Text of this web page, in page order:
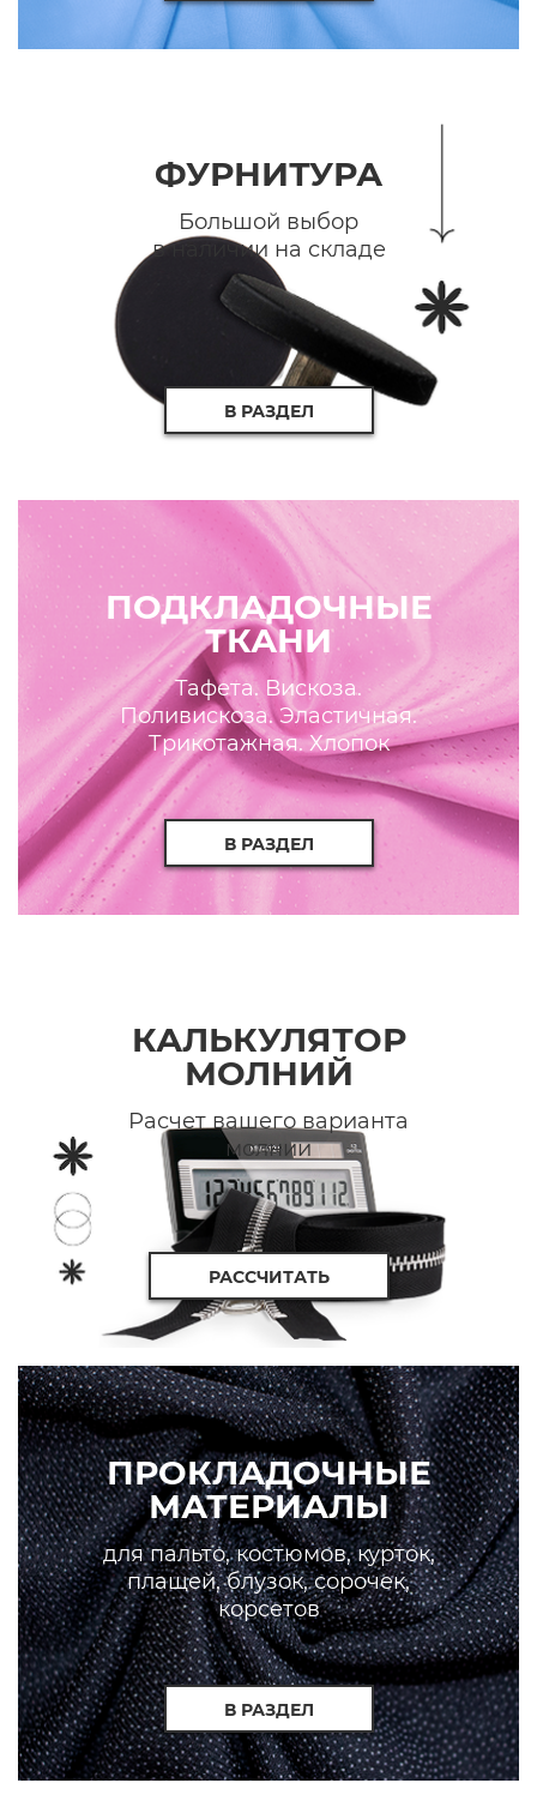
ФУРНИТУРА
Большой выбор
в наличии на складе
В РАЗДЕЛ
ПОДКЛАДОЧНЫЕ
ТКАНИ
Тафета. Вискоза.
Поливискоза. Эластичная.
Трикотажная. Хлопок
В РАЗДЕЛ
КАЛЬКУЛЯТОР
МОЛНИЙ
Расчет вашего варианта
молнии
РАССЧИТАТЬ
ПРОКЛАДОЧНЫЕ
МАТЕРИАЛЫ
для пальто, костюмов, курток,
плащей, блузок, сорочек,
корсетов
В РАЗДЕЛ